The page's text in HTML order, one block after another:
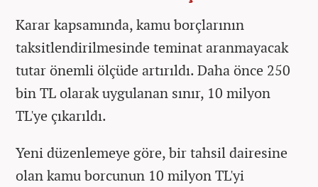
Karar kapsamında, kamu borçlarının
taksitlendirilmesinde teminat aranmayacak
tutar önemli ölçüde artırıldı. Daha önce 250
bin TL olarak uygulanan sınır, 10 milyon
TL'ye çıkarıldı.
Yeni düzenlemeye göre, bir tahsil dairesine
olan kamu borcunun 10 milyon TL'yi